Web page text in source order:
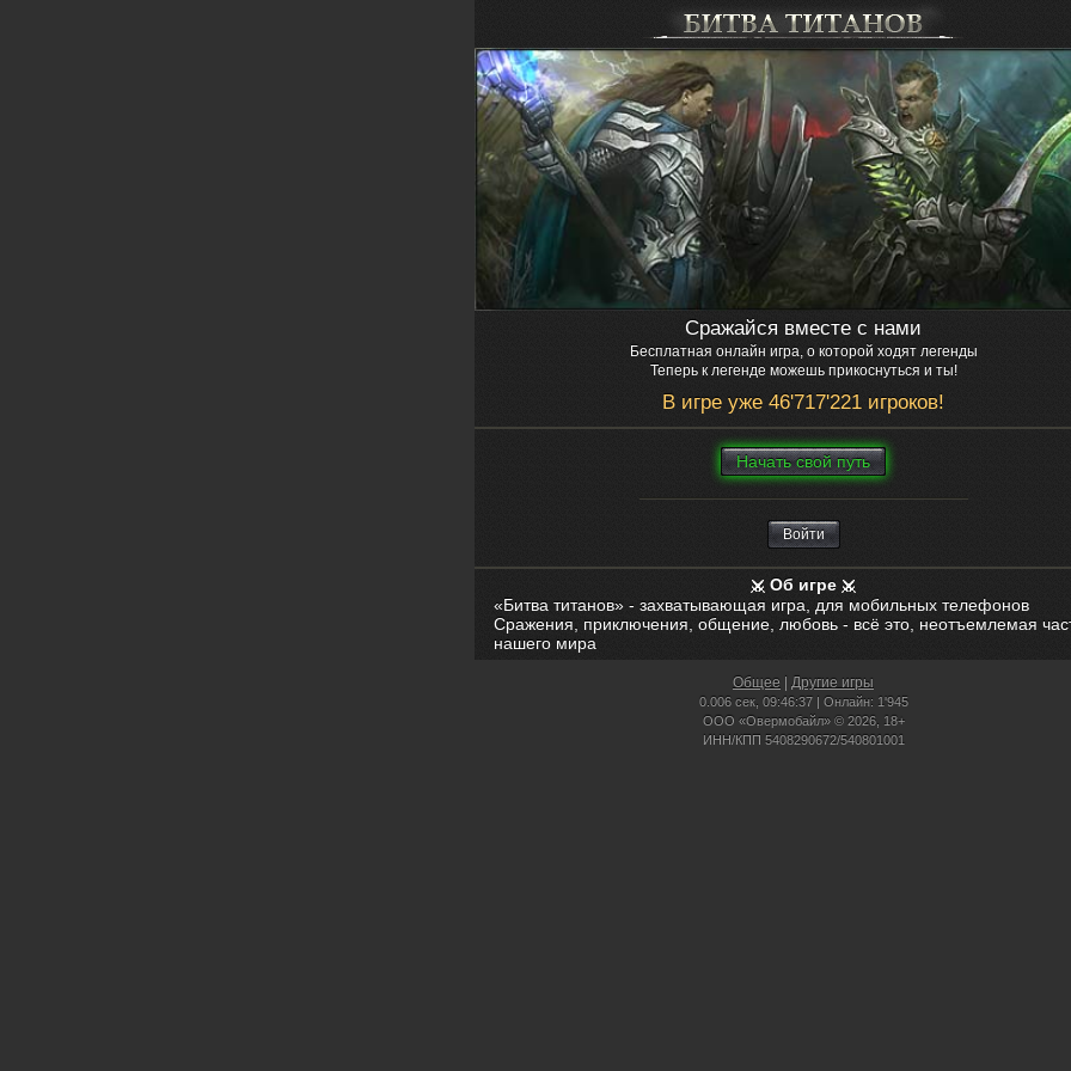
Сражайся вместе с нами
Бесплатная онлайн игра, о которой ходят легенды
Теперь к легенде можешь прикоснуться и ты!
В игре уже 46'717'221 игроков!
Нaчaть свой путь
Войти
Об игре
«Битва титанов» - захватывающая игра, для мобильных телефонов
Сражения, приключения, общение, любовь - всё это, неотъемлемая
нашего мира
Общее Другие игры
0.006 сек, 09:46:37 | Онлайн: 1'945
ООО «Овермобайл» © 2026, 18+
ИНН/КПП 5408290672/540801001